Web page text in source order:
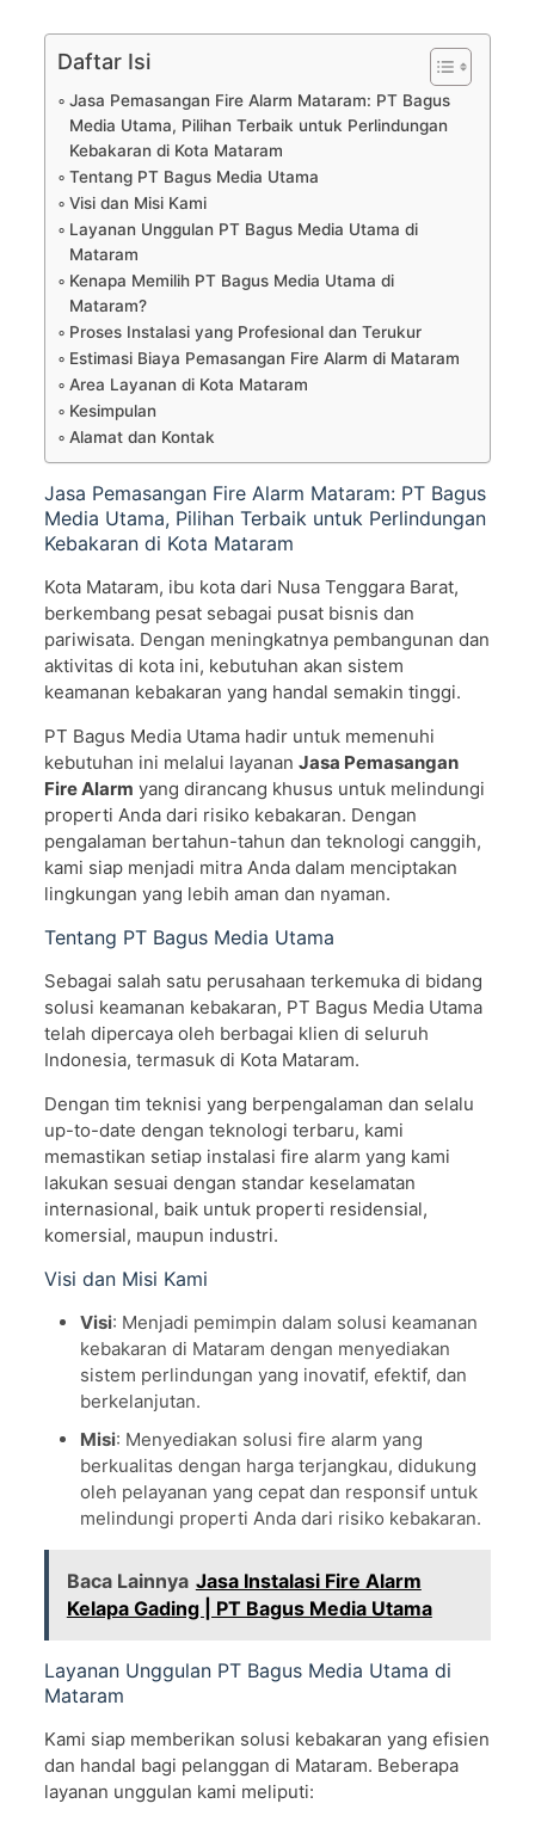
Daftar Isi
Jasa Pemasangan Fire Alarm Mataram: PT Bagus
Media Utama, Pilihan Terbaik untuk Perlindungan
Kebakaran di Kota Mataram
Tentang PT Bagus Media Utama
Visi dan Misi Kami
Layanan Unggulan PT Bagus Media Utama di
Mataram
Kenapa Memilih PT Bagus Media Utama di
Mataram?
Proses Instalasi yang Profesional dan Terukur
Estimasi Biaya Pemasangan Fire Alarm di Mataram
Area Layanan di Kota Mataram
Kesimpulan
Alamat dan Kontak
Jasa Pemasangan Fire Alarm Mataram: PT Bagus
Media Utama, Pilihan Terbaik untuk Perlindungan
Kebakaran di Kota Mataram
Kota Mataram, ibu kota dari Nusa Tenggara Barat,
berkembang pesat sebagai pusat bisnis dan
pariwisata. Dengan meningkatnya pembangunan dan
aktivitas di kota ini, kebutuhan akan sistem
keamanan kebakaran yang handal semakin tinggi.
PT Bagus Media Utama hadir untuk memenuhi
kebutuhan ini melalui layanan Jasa Pemasangan
Fire Alarm yang dirancang khusus untuk melindungi
properti Anda dari risiko kebakaran. Dengan
pengalaman bertahun-tahun dan teknologi canggih,
kami siap menjadi mitra Anda dalam menciptakan
lingkungan yang lebih aman dan nyaman.
Tentang PT Bagus Media Utama
Sebagai salah satu perusahaan terkemuka di bidang
solusi keamanan kebakaran, PT Bagus Media Utama
telah dipercaya oleh berbagai klien di seluruh
Indonesia, termasuk di Kota Mataram.
Dengan tim teknisi yang berpengalaman dan selalu
up-to-date dengan teknologi terbaru, kami
memastikan setiap instalasi fire alarm yang kami
lakukan sesuai dengan standar keselamatan
internasional, baik untuk properti residensial,
komersial, maupun industri.
Visi dan Misi Kami
Visi: Menjadi pemimpin dalam solusi keamanan
kebakaran di Mataram dengan menyediakan
sistem perlindungan yang inovatif, efektif, dan
berkelanjutan.
Misi: Menyediakan solusi fire alarm yang
berkualitas dengan harga terjangkau, didukung
oleh pelayanan yang cepat dan responsif untuk
melindungi properti Anda dari risiko kebakaran.
Baca Lainnya Jasa Instalasi Fire Alarm
Kelapa Gading | PT Bagus Media Utama
Layanan Unggulan PT Bagus Media Utama di
Mataram
Kami siap memberikan solusi kebakaran yang efisien
dan handal bagi pelanggan di Mataram. Beberapa
layanan unggulan kami meliputi: